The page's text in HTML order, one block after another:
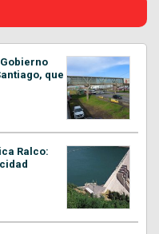
que
Ralco: